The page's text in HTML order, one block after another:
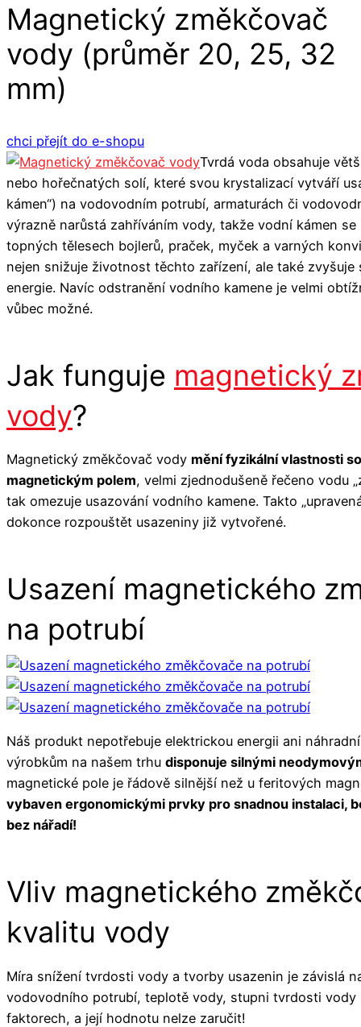
Magnetický změkčovač
vody (průměr 20, 25, 32
mm)
chci přejít do e-shopu
Tvrdá voda obsahuje
nebo hořečnatých solí, které svou krystalizací vytváří
kámen“) na vodovodním potrubí, armaturách či
výrazně narůstá zahříváním vody, takže vodní kámen se
topných tělesech bojlerů, praček, myček a varných
nejen snižuje životnost těchto zařízení, ale také zvyšuje
energie. Navíc odstranění vodního kamene je velmi
vůbec možné.
Jak funguje magnetický
vody?
Magnetický změkčovač vody mění fyzikální vlastnosti
magnetickým polem, velmi zjednodušeně řečeno vodu
tak omezuje usazování vodního kamene. Takto
dokonce rozpouštět usazeniny již vytvořené.
Usazení magnetického
na potrubí
Náš produkt nepotřebuje elektrickou energii ani
výrobkům na našem trhu disponuje silnými
magnetické pole je řádově silnější než u feritových
vybaven ergonomickými prvky pro snadnou instalaci,
bez nářadí!
Vliv magnetického
kvalitu vody
Míra snížení tvrdosti vody a tvorby usazenin je závislá
vodovodního potrubí, teplotě vody, stupni tvrdosti vody
faktorech, a její hodnotu nelze zaručit!